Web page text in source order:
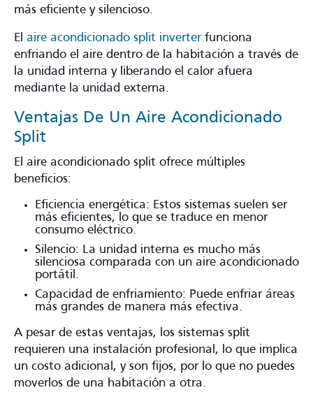
más eficiente y silencioso.
El aire acondicionado split inverterfunciona
enfriando el aire dentro de la habitación a través de
la unidad interna y liberando el calor afuera
mediante la unidad externa.
Ventajas De Un Aire Acondicionado
Split
El aire acondicionado split ofrece múltiples
beneficios:
Eficiencia energética: Estos sistemas suelen ser
más eficientes, lo que se traduce en menor
consumo eléctrico.
Silencio: La unidad interna es mucho más
silenciosa comparada con un aire acondicionado
portátil.
Capacidad de enfriamiento: Puede enfriar áreas
más grandes de manera más efectiva.
A pesar de estas ventajas, los sistemas split
requieren una instalación profesional, lo que implica
un costo adicional, y son fijos, por lo que no puedes
moverlos de una habitación a otra.